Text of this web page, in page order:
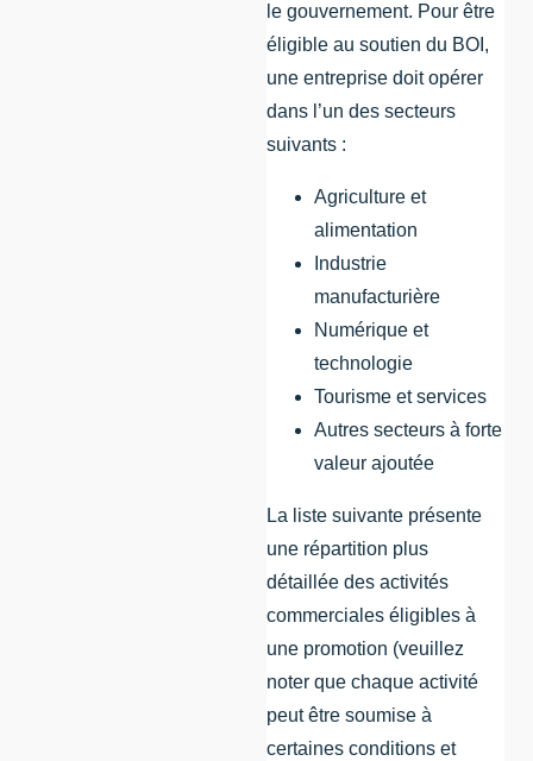
le gouvernement. Pour être
éligible au soutien du BOI,
une entreprise doit opérer
dans l’un des secteurs
suivants :
Agriculture et
alimentation
Industrie
manufacturière
Numérique et
technologie
Tourisme et services
Autres secteurs à forte
valeur ajoutée
La liste suivante présente
une répartition plus
détaillée des activités
commerciales éligibles à
une promotion (veuillez
noter que chaque activité
peut être soumise à
certaines conditions et